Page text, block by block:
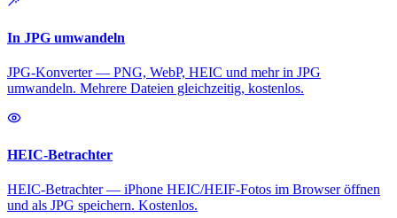
In JPG umwandeln
JPG-Konverter — PNG, WebP, HEIC und mehr in JPG
umwandeln. Mehrere Dateien gleichzeitig, kostenlos.
HEIC-Betrachter
HEIC-Betrachter — iPhone HEIC/HEIF-Fotos im Browser öffnen
und als JPG speichern. Kostenlos.